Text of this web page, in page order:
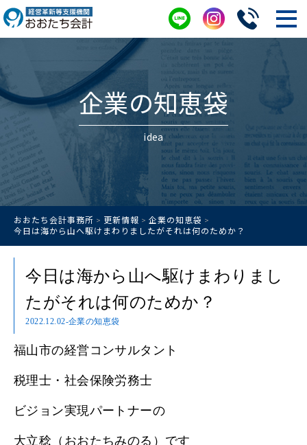
企業の知恵袋
idea
おおたち会計事務所 > 更新情報 > 企業の知恵袋 >
今日は海から山へ駆けまわりましたがそれは何のためか？
今日は海から山へ駆けまわりまし
たがそれは何のためか？
2022.12.02-企業の知恵袋
福山市の経営コンサルタント
税理士・社会保険労務士
ビジョン実現パートナーの
大立稔（おおたちみのる）です